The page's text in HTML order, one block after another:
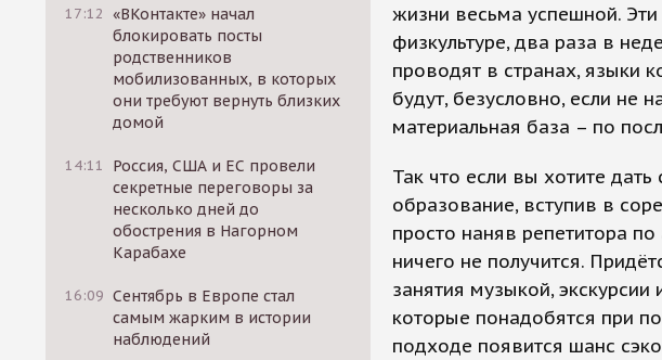
17:12 «ВКонтакте» начал
блокировать посты
родственников
мобилизованных, в которых
они требуют вернуть близких
домой
14:11
Россия, США и ЕС провели
секретные переговоры за
несколько дней до
обострения в Нагорном
Карабахе
16:09 Сентябрь в Европе стал
самым жарким в истории
наблюдений
жизни весьма успешной.
физкультуре, два раза в
проводят в странах, языки
будут, безусловно, если не
материальная база – по
Так что если вы хотите
образование, вступив в
просто наняв репетитора
ничего не получится.
занятия музыкой,
которые понадобятся при
подходе появится шанс